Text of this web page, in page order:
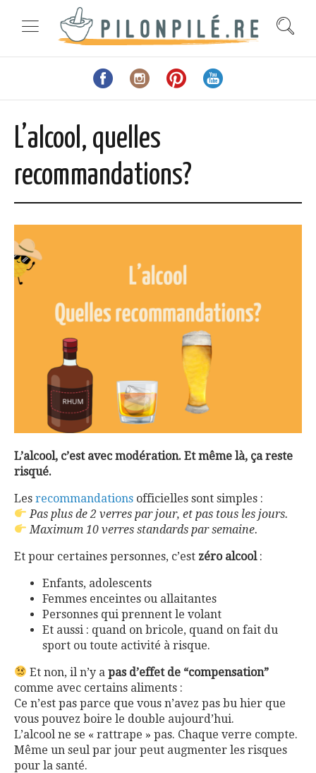
L’alcool, quelles
recommandations?
L’alcool, c’est avec modération. Et même là, ça reste
risqué.
Les recommandations officielles sont simples :
Pas plus de 2 verres par jour, et pas tous les jours.
Maximum 10 verres standards par semaine.
Et pour certaines personnes, c’est zéro alcool:
Enfants, adolescents
Femmes enceintes ou allaitantes
Personnes qui prennent le volant
Et aussi : quand on bricole, quand on fait du
sport ou toute activité à risque.
Et non, il n’y apas d’effet de “compensation”
comme avec certains aliments :
Ce n’est pas parce que vous n’avez pas bu hier que
vous pouvez boire le double aujourd’hui.
L’alcool ne se « rattrape » pas. Chaque verre compte.
Même un seul par jour peut augmenter les risques
pour la santé.